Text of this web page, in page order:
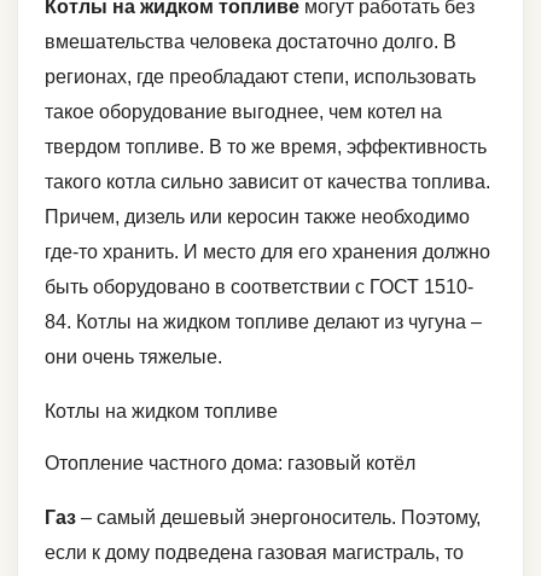
Котлы на жидком топливе могут работать без
вмешательства человека достаточно долго. В
регионах, где преобладают степи, использовать
такое оборудование выгоднее, чем котел на
твердом топливе. В то же время, эффективность
такого котла сильно зависит от качества топлива.
Причем, дизель или керосин также необходимо
где-то хранить. И место для его хранения должно
быть оборудовано в соответствии с ГОСТ 1510-
84. Котлы на жидком топливе делают из чугуна –
они очень тяжелые.
Котлы на жидком топливе
Отопление частного дома: газовый котёл
Газ – самый дешевый энергоноситель. Поэтому,
если к дому подведена газовая магистраль, то